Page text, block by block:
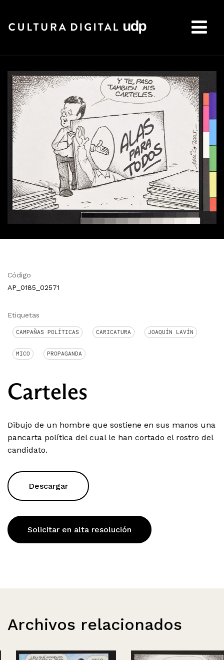
Código
AP_0185_02571
Etiquetas
CAMPAÑAS POLÍTICAS CARICATURA JOAQUÍN LAVÍN
MICO PROPAGANDA
Carteles
Dibujo de un hombre que sostiene en sus manos una
pancarta política del cual le han cortado el rostro del
candidato.
Descargar
Solicitar en alta resolución
Archivos relacionados